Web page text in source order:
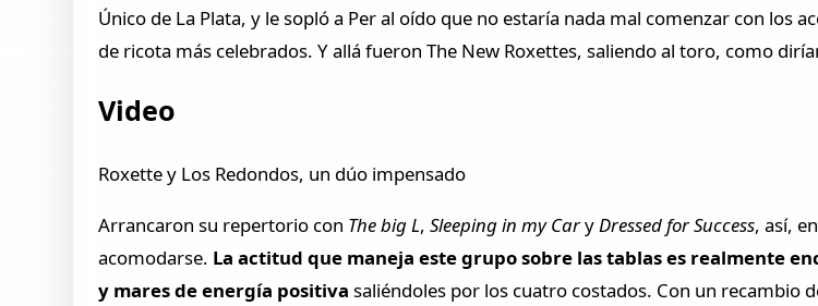
Único de La Plata, y le sopló a Per al oído que no estaría nada mal comenzar con los
de ricota más celebrados. Y allá fueron The New Roxettes, saliendo al toro, como
Video
Roxette y Los Redondos, un dúo impensado
Arrancaron su repertorio con The big L, Sleeping in my CaryDressed for Success, así,
acomodarse. La actitud que maneja este grupo sobre las tablas es realmente
y mares de energía positivasaliéndoles por los cuatro costados. Con un recambio